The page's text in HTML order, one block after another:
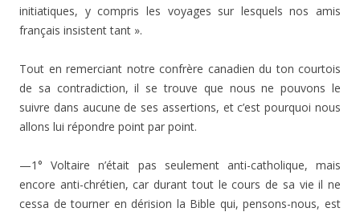
initiatiques, y compris les voyages sur lesquels nos amis
français insistent tant ».
Tout en remerciant notre confrère canadien du ton courtois
de sa contradiction, il se trouve que nous ne pouvons le
suivre dans aucune de ses assertions, et c’est pourquoi nous
allons lui répondre point par point.
—1° Voltaire n’était pas seulement anti-catho­lique, mais
encore anti-chrétien, car durant tout le cours de sa vie il ne
cessa de tourner en dérision la Bible qui, pensons-nous, est